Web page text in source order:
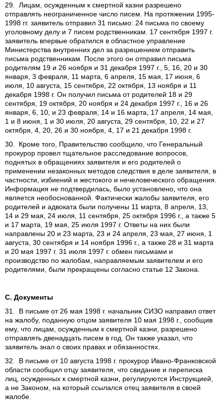
29. Лицам, осужденным к смертной казни разрешено
отправлять неограниченное число писем. На протяжении 1995-
1998 гг. заявитель отправил 31 письмо: 24 письма по своему
уголовному делу и 7 писем родственникам. 17 сентября 1997 г.
заявитель впервые обратился в областное управление
Министерства внутренних дел за разрешением отправить
письма родственникам. После этого он отправил письма
родителям 19 и 26 ноября и 31 декабря 1997 г., 5, 16, 20 и 30
января, 3 февраля, 11 марта, 6 апреля, 15 мая, 17 июня, 6
июля, 10 августа, 15 сентября, 22 октября, 13 ноября и 11
декабря 1998 г. Он получил письма от родителей 18 и 29
сентября, 19 октября, 20 ноября и 24 декабря 1997 г., 16 и 26
января, 6, 10, и 23 февраля, 14 и 16 марта, 17 апреля, 14 мая,
1 и 8 июня, 1 и 30 июля, 20 августа, 29 сентября, 10, 22 и 27
октября, 4, 20, 26 и 30 ноября, 4, 17 и 21 декабря 1998 г.
30. Кроме того, Правительство сообщило, что Генеральный
прокурор провел тщательное расследование вопросов,
поднятых в обращениях заявителя и его родителей о
применении незаконных методов следствия в деле заявителя, в
частности, избиений и жестокого и нечеловеческого обращения.
Информация не подтвердилась, было установлено, что она
является необоснованной. Фактически жалобы заявителя, его
родителей и адвоката были получены 11 марта, 8 апреля, 13,
14 и 29 мая, 24 июля, 11 сентября, 25 октября 1996 г., а также 5
и 17 марта, 19 мая, 25 июля 1997 г. Ответы на них были
направлены 20 и 23 марта, 23 и 24 апреля, 23 мая, 27 июня, 1
августа, 30 сентября и 14 ноября 1996 г., а также 28 и 31 марта
и 20 мая 1997 г. 31 июля 1997 г. обмен письмами и
производство по жалобам, направляемым заявителем и его
родителями, были прекращены согласно статье 12 Закона.
С. Документы
31. В письме от 26 мая 1998 г. начальник СИЗО направил ответ
на жалобу, поданную отцом заявителя 10 мая 1998 г., сообщив
ему, что лицам, осужденным к смертной казни, разрешено
отправлять двенадцать писем в год. Он также указал, что
заявитель знал о своих правах и обязанностях.
32. В письме от 10 августа 1998 г. прокурор Ивано-Франковской
области сообщил отцу заявителя, что свидание и переписка
лиц, осужденных к смертной казни, регулируются Инструкцией,
а не Законом, на который ссылался отец заявителя в своей
жалобе.